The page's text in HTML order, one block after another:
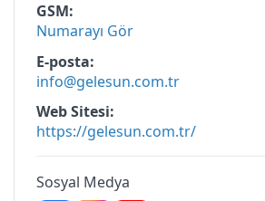
GSM
Numarayı Gör
E-posta
info@gelesun.com.tr
Web Sitesi
https://gelesun.com.tr/
Sosyal Medya